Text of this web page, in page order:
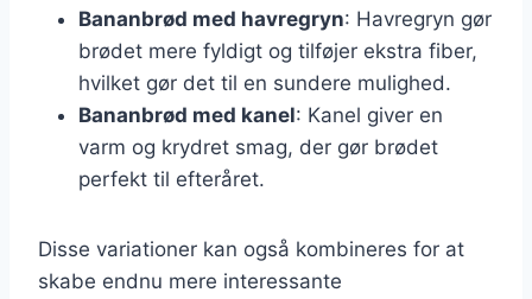
Bananbrød med havregryn: Havregryn gør
brødet mere fyldigt og tilføjer ekstra fiber,
hvilket gør det til en sundere mulighed.
Bananbrød med kanel: Kanel giver en
varm og krydret smag, der gør brødet
perfekt til efteråret.
Disse variationer kan også kombineres for at
skabe endnu mere interessante